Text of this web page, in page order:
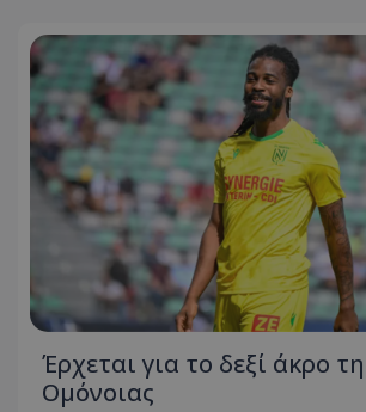
Έρχεται για το δεξί άκρο
Ομόνοιας